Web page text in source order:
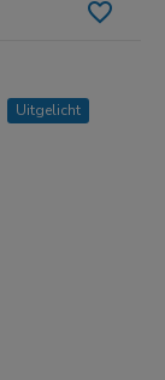
Uitgelicht